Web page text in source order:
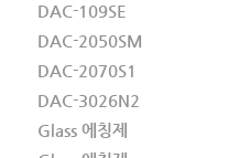
DAC-109SE
DAC-2050SM
DAC-2070S1
DAC-3026N2
Glass 에칭제